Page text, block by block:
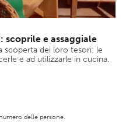
scoprile e assaggiale
scoperta dei loro tesori: le
e ad utilizzarle in cucina.
delle persone.